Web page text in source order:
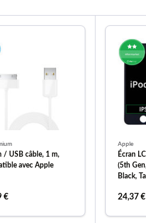
/ USB câble, 1 m,
avec Apple
€
Apple
Écran
(5th
Black,
24,37 €